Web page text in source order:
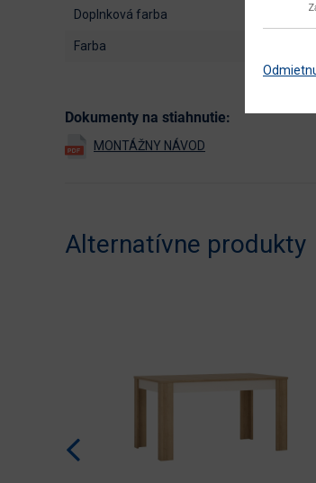
doplnková farba
farba
Dokumenty na stiahnutie:
Alternatívne produkty